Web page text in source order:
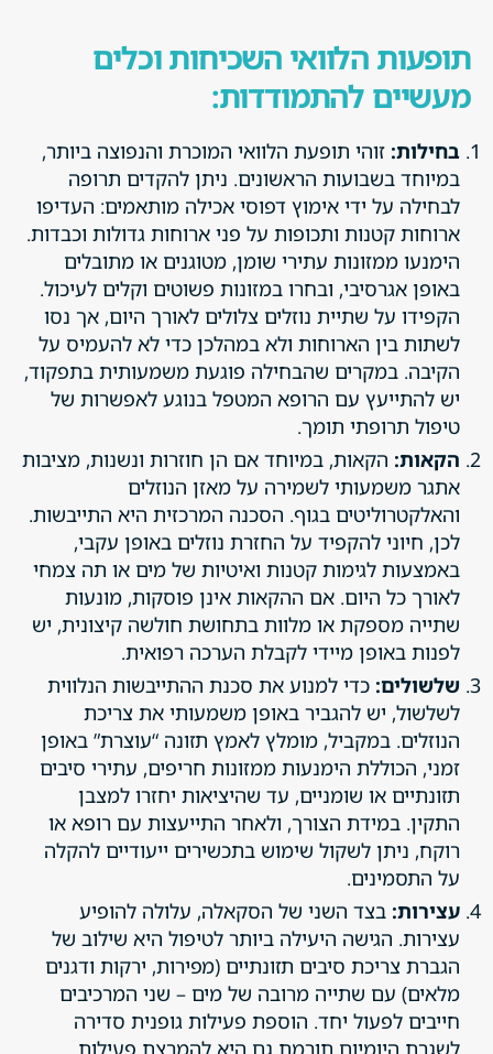
תופעות הלוואי השכיחות וכלים
מעשיים להתמודדות:
בחילות: זוהי תופעת הלוואי המוכרת והנפוצה ביותר,
במיוחד בשבועות הראשונים. ניתן להקדים תרופה
לבחילה על ידי אימוץ דפוסי אכילה מותאמים: העדיפו
ארוחות קטנות ותכופות על פני ארוחות גדולות וכבדות.
הימנעו ממזונות עתירי שומן, מטוגנים או מתובלים
באופן אגרסיבי, ובחרו במזונות פשוטים וקלים לעיכול.
הקפידו על שתיית נוזלים צלולים לאורך היום, אך נסו
לשתות בין הארוחות ולא במהלכן כדי לא להעמיס על
הקיבה. במקרים שהבחילה פוגעת משמעותית בתפקוד,
יש להתייעץ עם הרופא המטפל בנוגע לאפשרות של
טיפול תרופתי תומך.
הקאות: הקאות, במיוחד אם הן חוזרות ונשנות, מציבות
אתגר משמעותי לשמירה על מאזן הנוזלים
והאלקטרוליטים בגוף. הסכנה המרכזית היא התייבשות.
לכן, חיוני להקפיד על החזרת נוזלים באופן עקבי,
באמצעות לגימות קטנות ואיטיות של מים או תה צמחי
לאורך כל היום. אם ההקאות אינן פוסקות, מונעות
שתייה מספקת או מלוות בתחושת חולשה קיצונית, יש
לפנות באופן מיידי לקבלת הערכה רפואית.
שלשולים: כדי למנוע את סכנת ההתייבשות הנלווית
לשלשול, יש להגביר באופן משמעותי את צריכת
הנוזלים. במקביל, מומלץ לאמץ תזונה “עוצרת” באופן
זמני, הכוללת הימנעות ממזונות חריפים, עתירי סיבים
תזונתיים או שומניים, עד שהיציאות יחזרו למצבן
התקין. במידת הצורך, ולאחר התייעצות עם רופא או
רוקח, ניתן לשקול שימוש בתכשירים ייעודיים להקלה
על התסמינים.
עצירות: בצד השני של הסקאלה, עלולה להופיע
עצירות. הגישה היעילה ביותר לטיפול היא שילוב של
הגברת צריכת סיבים תזונתיים (מפירות, ירקות ודגנים
מלאים) עם שתייה מרובה של מים – שני המרכיבים
חייבים לפעול יחד. הוספת פעילות גופנית סדירה
לשגרת היומיום תורמת גם היא להמרצת פעילות